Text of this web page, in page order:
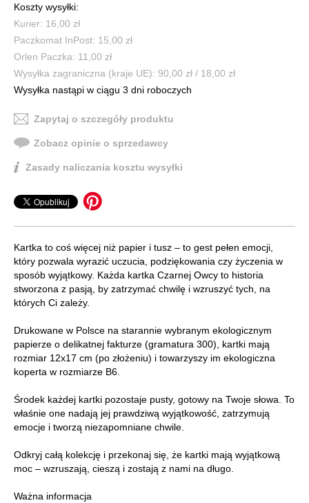
Koszty wysyłki:
Kurier: 16,00 zł
Paczkomat InPost: 15,00 zł
Orlen Paczka: 11,00 zł
Wysyłka zagraniczna (kraje UE): 90,00 zł / 18,00 zł
Wysyłka nastąpi w ciągu 3 dni roboczych
Zapytaj o szczegóły produktu
Zobacz opinie o sprzedawcy
Zasady naliczania kosztu wysyłki
Kartka to coś więcej niż papier i tusz – to gest pełen emocji,
który pozwala wyrazić uczucia, podziękowania czy życzenia w
sposób wyjątkowy. Każda kartka Czarnej Owcy to historia
stworzona z pasją, by zatrzymać chwilę i wzruszyć tych, na
których Ci zależy.
Drukowane w Polsce na starannie wybranym ekologicznym
papierze o delikatnej fakturze (gramatura 300), kartki mają
rozmiar 12x17 cm (po złożeniu) i towarzyszy im ekologiczna
koperta w rozmiarze B6.
Środek każdej kartki pozostaje pusty, gotowy na Twoje słowa. To
właśnie one nadają jej prawdziwą wyjątkowość, zatrzymują
emocje i tworzą niezapomniane chwile.
Odkryj całą kolekcję i przekonaj się, że kartki mają wyjątkową
moc – wzruszają, cieszą i zostają z nami na długo.
Ważna informacja